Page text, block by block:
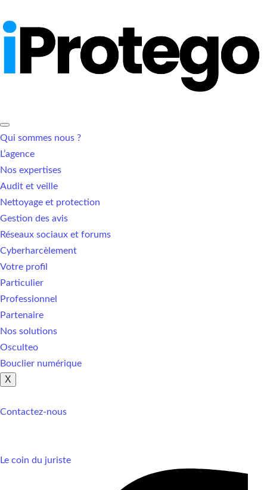
Qui sommes nous ?
L’agence
Nos expertises
Audit et veille
Nettoyage et protection
Gestion des avis
Réseaux sociaux et forums
Cyberharcèlement
Votre profil
Particulier
Professionnel
Partenaire
Nos solutions
Osculteo
Bouclier numérique
X
Contactez-nous
Le coin du juriste